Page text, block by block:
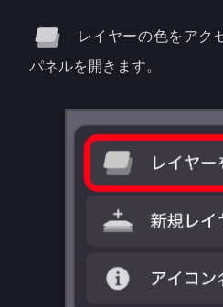
レイヤーの色をアク
パネルを開きます。